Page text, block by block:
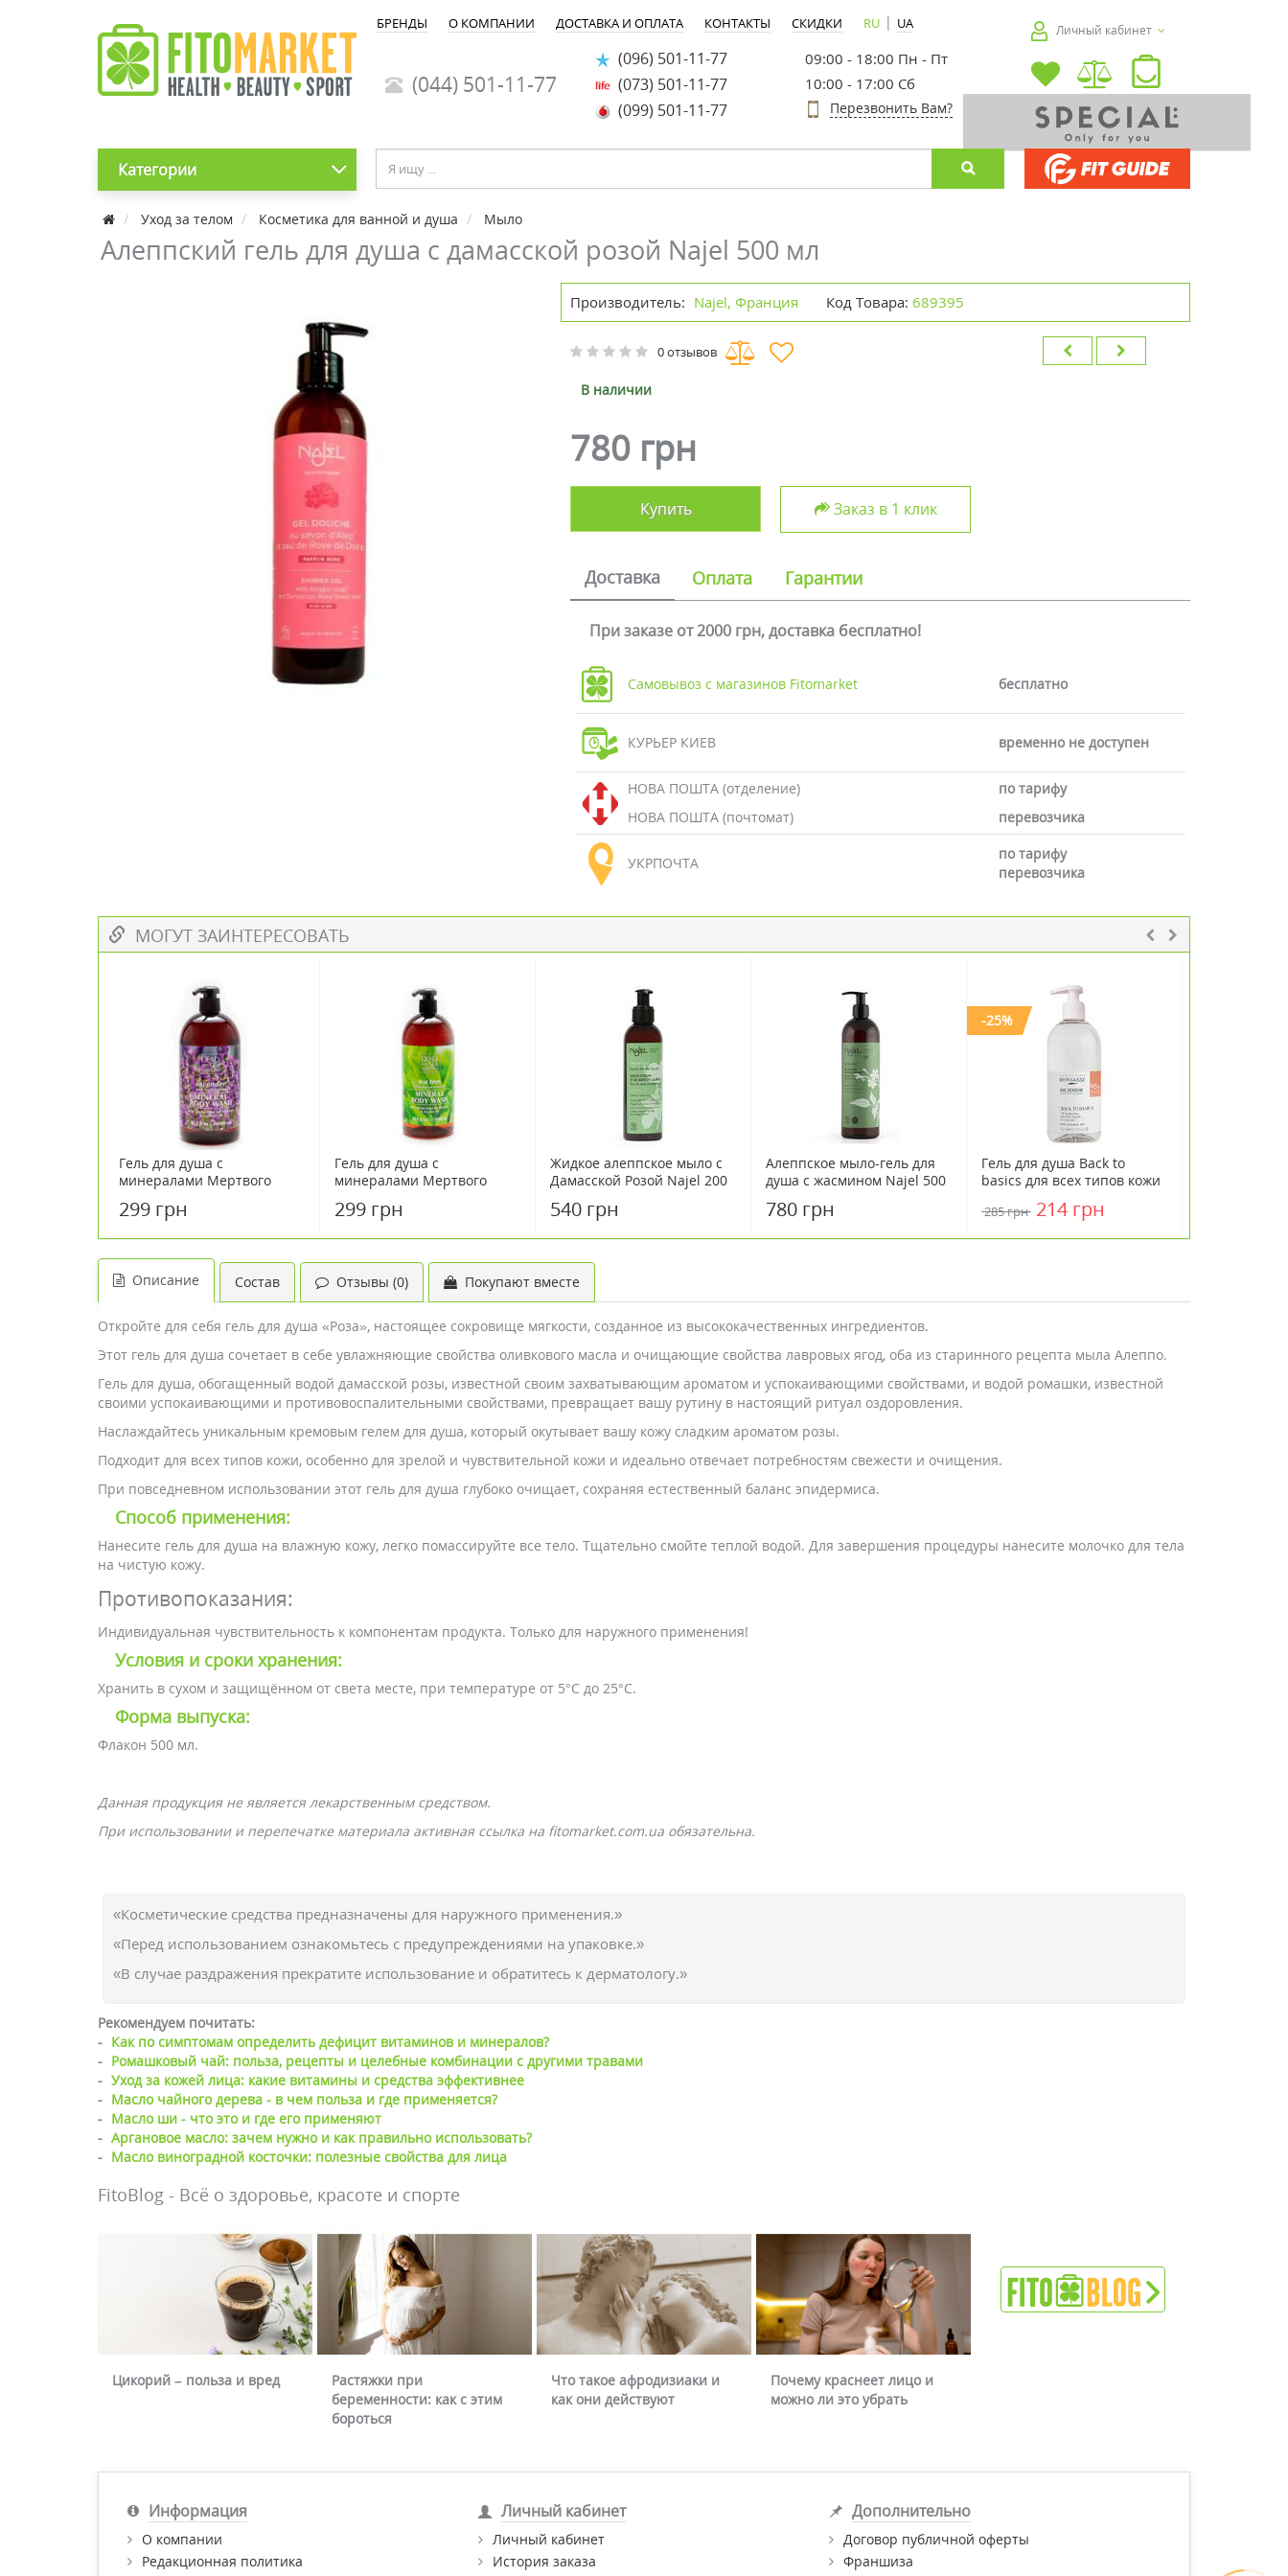
БРЕНДЫ О КОМПАНИИ ДОСТАВКА И ОПЛАТА КОНТАКТЫ СКИДКИ RU | UA
(044) 501-11-77
(096) 501-11-77
(073) 501-11-77
(099) 501-11-77
09:00 - 18:00 Пн - Пт
10:00 - 17:00 Сб
Перезвонить Вам?
Личный кабинет
Категории
Уход за телом Косметика для ванной и душа Мыло
Алеппский гель для душа с дамасской розой Najel 500 мл
Производитель: Najel, Франция Код Товара: 689395
0 отзывов
В наличии
780 грн
Купить Заказ в 1 клик
Доставка Оплата Гарантии
При заказе от 2000 грн, доставка бесплатно!
Самовывоз с магазинов Fitomarket бесплатно
КУРЬЕР КИЕВ временно не доступен
НОВА ПОШТА (отделение)
по тарифу
НОВА ПОШТА (почтомат)
перевозчика
УКРПОЧТА
по тарифу
перевозчика
МОГУТ ЗАИНТЕРЕСОВАТЬ
Гель для душа с
минералами Мертвого
DSC 1000мл
299 грн
Гель для душа с
минералами Мертвого
дерева DSC 1000мл
299 грн
Жидкое алеппское мыло с
Дамасской Розой Najel 200
540 грн
Алеппское мыло-гель для
душа с жасмином Najel 500
780 грн
-25%
Гель для душа Back to
basics для всех типов кожи
285 грн 214 грн
Описание Состав Отзывы (0) Покупают вместе
Откройте для себя гель для душа «Роза», настоящее сокровище мягкости, созданное из высококачественных ингредиентов.
Этот гель для душа сочетает в себе увлажняющие свойства оливкового масла и очищающие свойства лавровых ягод, оба из старинного рецепта мыла Алеппо.
Гель для душа, обогащенный водой дамасской розы, известной своим захватывающим ароматом и успокаивающими свойствами, и водой ромашки, известной
своими успокаивающими и противовоспалительными свойствами, превращает вашу рутину в настоящий ритуал оздоровления.
Наслаждайтесь уникальным кремовым гелем для душа, который окутывает вашу кожу сладким ароматом розы.
Подходит для всех типов кожи, особенно для зрелой и чувствительной кожи и идеально отвечает потребностям свежести и очищения.
При повседневном использовании этот гель для душа глубоко очищает, сохраняя естественный баланс эпидермиса.
Способ применения:
Нанесите гель для душа на влажную кожу, легко помассируйте все тело. Тщательно смойте теплой водой. Для завершения процедуры нанесите молочко для тела
на чистую кожу.
Противопоказания:
Индивидуальная чувствительность к компонентам продукта. Только для наружного применения!
Условия и сроки хранения:
Хранить в сухом и защищённом от света месте, при температуре от 5°С до 25°С.
Форма выпуска:
Флакон 500 мл.
Данная продукция не является лекарственным средством.
При использовании и перепечатке материала активная ссылка на fitomarket.com.ua обязательна.
«Косметические средства предназначены для наружного применения.»
«Перед использованием ознакомьтесь с предупреждениями на упаковке.»
«В случае раздражения прекратите использование и обратитесь к дерматологу.»
Рекомендуем почитать:
- Как по симптомам определить дефицит витаминов и минералов?
- Ромашковый чай: польза, рецепты и целебные комбинации с другими травами
- Уход за кожей лица: какие витамины и средства эффективнее
- Масло чайного дерева - в чем польза и где применяется?
- Масло ши - что это и где его применяют
- Аргановое масло: зачем нужно и как правильно использовать?
- Масло виноградной косточки: полезные свойства для лица
FitoBlog - Всё о здоровье, красоте и спорте
Цикорий – польза и вред
Растяжки при
беременности: как с этим
бороться
Что такое афродизиаки и
как они действуют
Почему краснеет лицо и
можно ли это убрать
Информация
О компании
Редакционная политика
Личный кабинет
Личный кабинет
История заказа
Дополнительно
Договор публичной оферты
Франшиза